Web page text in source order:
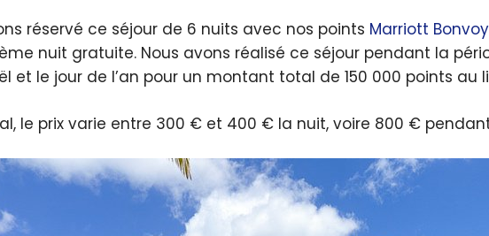
réservé ce séjour de 6 nuits avec nos points Marriott Bonvoy
nuit gratuite. Nous avons réalisé ce séjour pendant la
et le jour de l’an pour un montant total de 150 000 points au
le prix varie entre 300 € et 400 € la nuit, voire 800 €